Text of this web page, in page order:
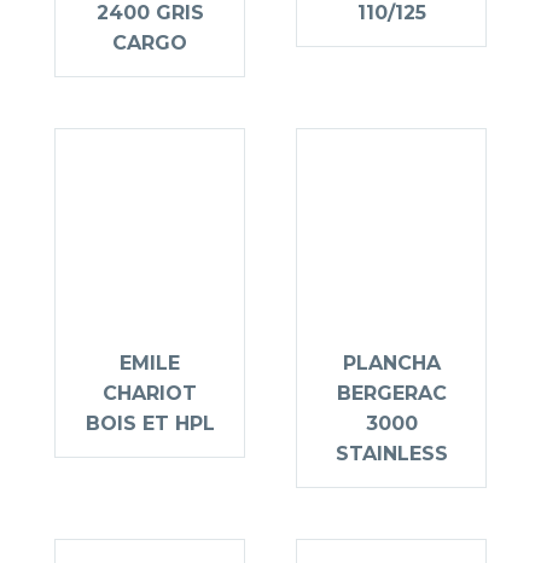
2400 GRIS
CARGO
110/125
EMILE
CHARIOT
BOIS ET HPL
PLANCHA
BERGERAC
3000
STAINLESS